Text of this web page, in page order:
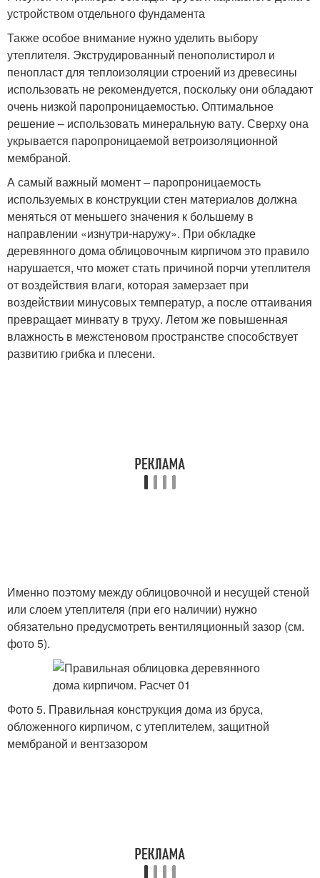
устройством отдельного фундамента
Также особое внимание нужно уделить выбору
утеплителя. Экструдированный пенополистирол и
пенопласт для теплоизоляции строений из древесины
использовать не рекомендуется, поскольку они обладают
очень низкой паропроницаемостью. Оптимальное
решение – использовать минеральную вату. Сверху она
укрывается паропроницаемой ветроизоляционной
мембраной.
А самый важный момент – паропроницаемость
используемых в конструкции стен материалов должна
меняться от меньшего значения к большему в
направлении «изнутри-наружу». При обкладке
деревянного дома облицовочным кирпичом это правило
нарушается, что может стать причиной порчи утеплителя
от воздействия влаги, которая замерзает при
воздействии минусовых температур, а после оттаивания
превращает минвату в труху. Летом же повышенная
влажность в межстеновом пространстве способствует
развитию грибка и плесени.
Именно поэтому между облицовочной и несущей стеной
или слоем утеплителя (при его наличии) нужно
обязательно предусмотреть вентиляционный зазор (см.
фото 5).
Фото 5. Правильная конструкция дома из бруса,
обложенного кирпичом, с утеплителем, защитной
мембраной и вентзазором